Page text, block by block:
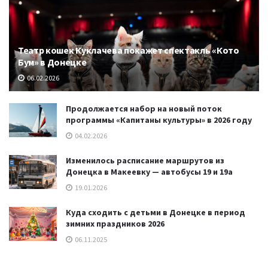
Театр кошек Куклачева покажет спектакль «Кото
Бум» в Донецке
06.02.2026
Продолжается набор на новый поток
программы «Капитаны культуры» в 2026 году
04.02.2026
Изменилось расписание маршрутов из
Донецка в Макеевку — автобусы 19 и 19а
19.01.2026
Куда сходить с детьми в Донецке в период
зимних праздников 2026
06.11.2025